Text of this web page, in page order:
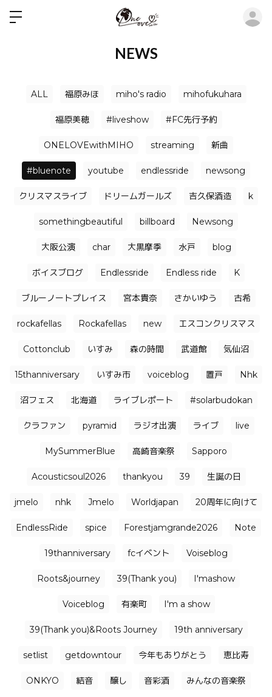
NEWS
ALL 福原みほ miho's radio mihofukuhara
福原美穂 #liveshow #FC先行予約
ONELOVEwithMIHO streaming 新曲
#bluenote youtube endlessride newsong
クリスマスライブ ドリームガールズ 吉久保酒造 k
somethingbeautiful billboard Newsong
大阪公演 char 大黒摩季 水戸 blog
ボイスブログ Endlessride Endless ride K
ブルーノートプレイス 宮本貴奈 さかいゆう 古希
rockafellas Rockafellas new エスコンクリスマス
Cottonclub いすみ 森の時間 武道館 気仙沼
15thanniversary いすみ市 voiceblog 置戸 Nhk
沼フェス 北海道 ライブレポート #solarbudokan
クラファン pyramid ラジオ出演 ライブ live
MySummerBlue 高崎音楽祭 Sapporo
Acousticsoul2026 thankyou 39 生誕の日
jmelo nhk Jmelo Worldjapan 20周年に向けて
EndlessRide spice Forestjamgrande2026 Note
19thanniversary fcイベント Voiseblog
Roots&journey 39(Thank you) I'mashow
Voiceblog 有楽町 I'm a show
39(Thank you)&Roots Journey 19th anniversary
setlist getdowntour 今年もありがとう 恵比寿
ONKYO 結音 醸し 音彩酒 みんなの音楽祭